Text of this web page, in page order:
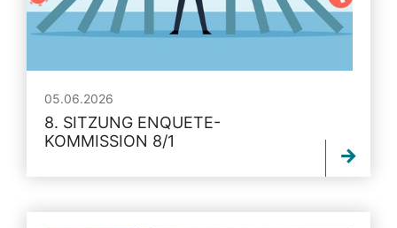
05.06.2026
8. SITZUNG ENQUETE-
KOMMISSION 8/1